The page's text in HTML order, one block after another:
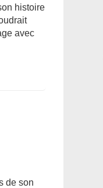
histoire
avec
de son